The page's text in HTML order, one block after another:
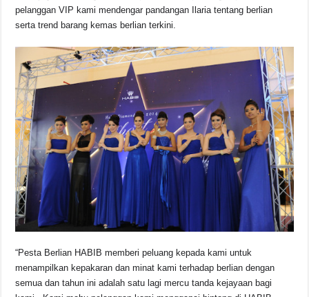
pelanggan VIP kami mendengar pandangan Ilaria tentang berlian
serta trend barang kemas berlian terkini.
“Pesta Berlian HABIB memberi peluang kepada kami untuk
menampilkan kepakaran dan minat kami terhadap berlian dengan
semua dan tahun ini adalah satu lagi mercu tanda kejayaan bagi